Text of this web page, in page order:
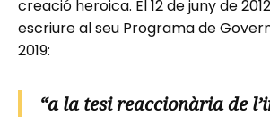
creació heroica. El 12 de juny de
escriure al seu Programa de
2019:
“a la tesi reaccionària de